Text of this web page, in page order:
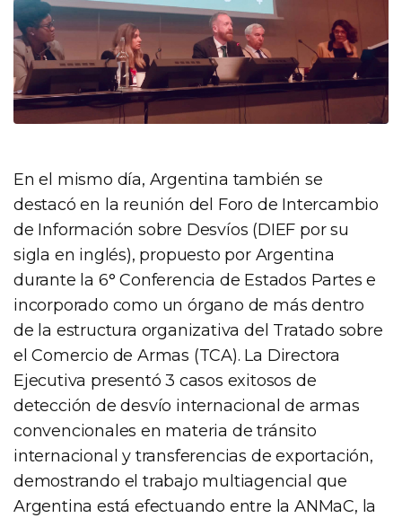
En el mismo día, Argentina también se
destacó en la reunión del Foro de Intercambio
de Información sobre Desvíos (DIEF por su
sigla en inglés), propuesto por Argentina
durante la 6° Conferencia de Estados Partes e
incorporado como un órgano de más dentro
de la estructura organizativa del Tratado sobre
el Comercio de Armas (TCA). La Directora
Ejecutiva presentó 3 casos exitosos de
detección de desvío internacional de armas
convencionales en materia de tránsito
internacional y transferencias de exportación,
demostrando el trabajo multiagencial que
Argentina está efectuando entre la ANMaC, la